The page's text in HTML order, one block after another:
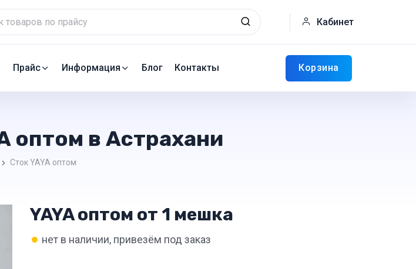
Кабинет
Прайс Информация Блог Контакты Корзина
оптом в Астрахани
Сток YAYA оптом
YAYA оптом от 1 мешка
• нет в наличии, привезём под заказ